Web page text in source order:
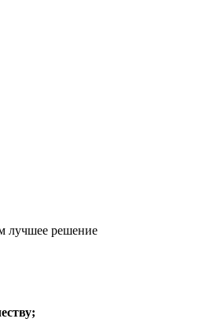
лучшее решение